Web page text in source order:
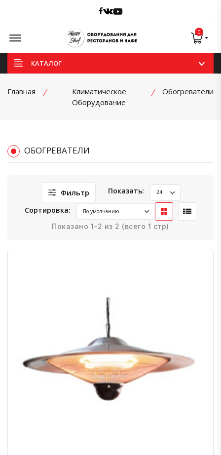
Facebook
Vk Youtube
Offcanvas Menu Open 0
КАТАЛОГ
Главная
Климатическое
Оборудование
Обогреватели
ОБОГРЕВАТЕЛИ
Фильтр Показать:
Сортировка:
Показано 1-2 из 2 (всего 1 стр)